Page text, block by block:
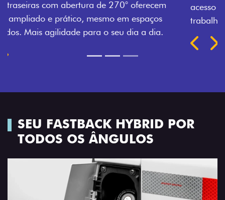
acesso à carga, otimizando tempo e tornando o
trabalho mais eficiente, onde quer que você esteja.
Next
Próximo
TODOS OS ÂNGULOS